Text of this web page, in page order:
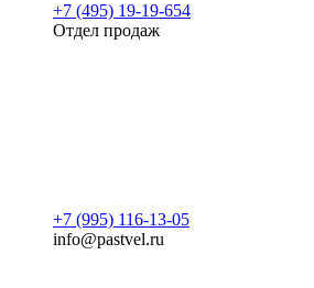
+7 (495) 19-19-654
Отдел продаж
+7 (995) 116-13-05
info@pastvel.ru